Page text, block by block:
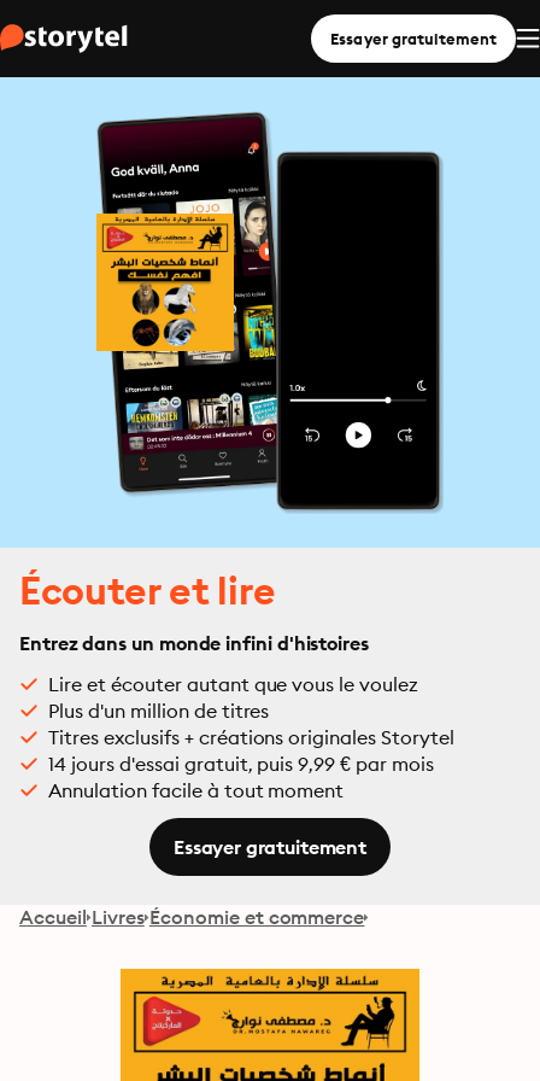
Essayer gratuitement
Écouter et lire
Entrez dans un monde infini d'histoires
Lire et écouter autant que vous le voulez
Plus d'un million de titres
Titres exclusifs + créations originales Storytel
14 jours d'essai gratuit, puis 9,99 € par mois
Annulation facile à tout moment
Essayer gratuitement
Accueil Livres Économie et commerce